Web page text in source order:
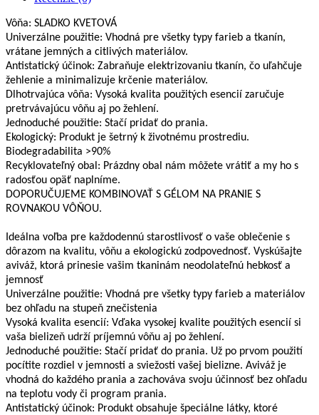
Vôňa: SLADKO KVETOVÁ
Univerzálne použitie: Vhodná pre všetky typy farieb a tkanín,
vrátane jemných a citlivých materiálov.
Antistatický účinok: Zabraňuje elektrizovaniu tkanín, čo uľahčuje
žehlenie a minimalizuje krčenie materiálov.
Dlhotrvajúca vôňa: Vysoká kvalita použitých esencií zaručuje
pretrvávajúcu vôňu aj po žehlení.
Jednoduché použitie: Stačí pridať do prania.
Ekologický: Produkt je šetrný k životnému prostrediu.
Biodegradabilita >90%
Recyklovateľný obal: Prázdny obal nám môžete vrátiť a my ho s
radosťou opäť naplníme.
DOPORUČUJEME KOMBINOVAŤ S GÉLOM NA PRANIE S
ROVNAKOU VÔŇOU.
Ideálna voľba pre každodennú starostlivosť o vaše oblečenie s
dôrazom na kvalitu, vôňu a ekologickú zodpovednosť. Vyskúšajte
aviváž, ktorá prinesie vašim tkaninám neodolateľnú hebkosť a
jemnosť
Univerzálne použitie: Vhodná pre všetky typy farieb a materiálov
bez ohľadu na stupeň znečistenia
Vysoká kvalita esencií: Vďaka vysokej kvalite použitých esencií si
vaša bielizeň udrží príjemnú vôňu aj po žehlení.
Jednoduché použitie: Stačí pridať do prania. Už po prvom použití
pocítite rozdiel v jemnosti a sviežosti vašej bielizne. Aviváž je
vhodná do každého prania a zachováva svoju účinnosť bez ohľadu
na teplotu vody či program prania.
Antistatický účinok: Produkt obsahuje špeciálne látky, ktoré